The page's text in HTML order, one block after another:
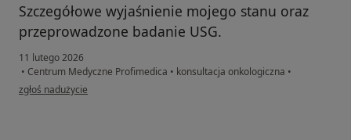
Szczegółowe wyjaśnienie mojego stanu oraz
przeprowadzone badanie USG.
11 lutego 2026
• Centrum Medyczne Profimedica • konsultacja onkologiczna •
w opinii użytkownika Ewelina
zgłoś nadużycie